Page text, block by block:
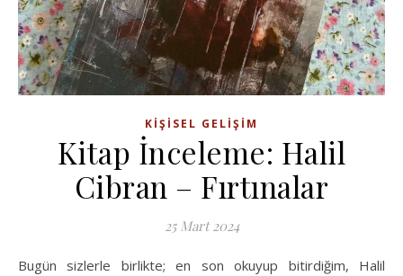
KIŞISEL GELIŞIM
Kitap İnceleme: Halil
Cibran – Fırtınalar
25 Mart 2024
Bugün sizlerle birlikte; en son okuyup bitirdiğim, Halil